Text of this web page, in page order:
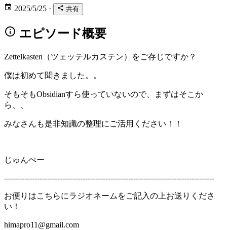
2025/5/25 · 共有
エピソード概要
Zettelkasten（ツェッテルカステン）をご存じですか？
僕は初めて聞きました。。
そもそもObsidianすら使っていないので、まずはそこか
ら、、
みなさんも是非知識の整理にご活用ください！！
じゅんぺー
-----------------------------------------------------------------------------------
お便りはこちらにラジオネームをご記入の上お送りくださ
い！
himapro11@gmail.com